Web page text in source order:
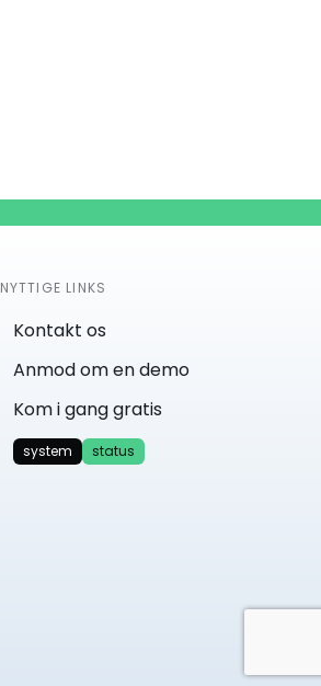
NYTTIGE LINKS
Kontakt os
Anmod om en demo
Kom i gang gratis
system status